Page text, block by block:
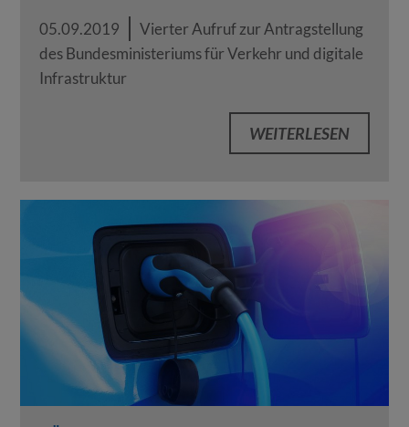
05.09.2019
Vierter Aufruf zur Antragstellung
des Bundesministeriums für Verkehr und digitale
Infrastruktur
WEITERLESEN